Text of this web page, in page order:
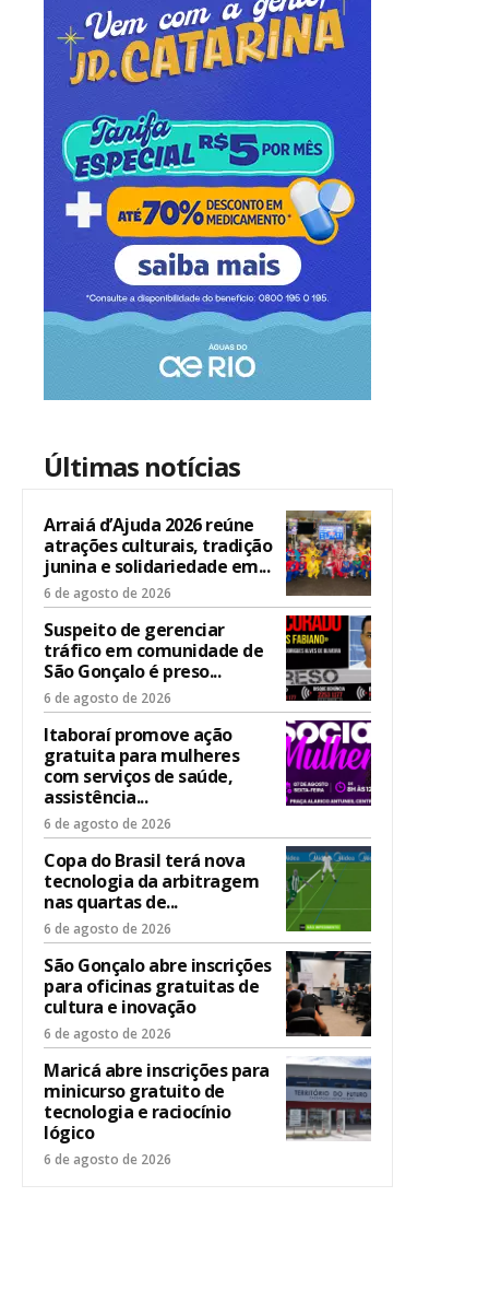
Últimas notícias
Arraiá d’Ajuda 2026 reúne
atrações culturais, tradição
junina e solidariedade em...
6 de agosto de 2026
Suspeito de gerenciar
tráfico em comunidade de
São Gonçalo é preso...
6 de agosto de 2026
Itaboraí promove ação
gratuita para mulheres
com serviços de saúde,
assistência...
6 de agosto de 2026
Copa do Brasil terá nova
tecnologia da arbitragem
nas quartas de...
6 de agosto de 2026
São Gonçalo abre inscrições
para oficinas gratuitas de
cultura e inovação
6 de agosto de 2026
Maricá abre inscrições para
minicurso gratuito de
tecnologia e raciocínio
lógico
6 de agosto de 2026